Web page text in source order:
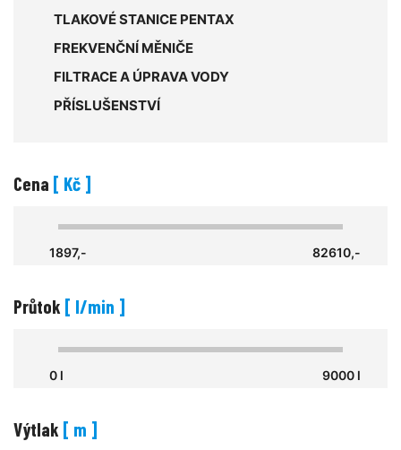
TLAKOVÉ STANICE PENTAX
FREKVENČNÍ MĚNIČE
FILTRACE A ÚPRAVA VODY
PŘÍSLUŠENSTVÍ
Cena [ Kč ]
1897,- 82610,-
Průtok [ l/min ]
0 l 9000 l
Výtlak [ m ]